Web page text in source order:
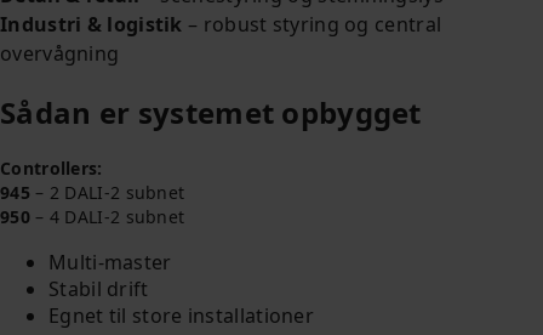
Industri & logistik – robust styring og central
overvågning
Sådan er systemet opbygget
Controllers:
945 – 2 DALI‑2 subnet
950– 4 DALI‑2 subnet
Multi‑master
Stabil drift
Egnet til store installationer